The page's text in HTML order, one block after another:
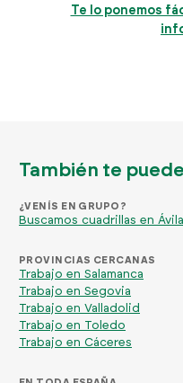
Te lo ponemos
También te
¿VENÍS EN GRUPO?
Buscamos cuadrillas en Ávila
PROVINCIAS CERCANAS
Trabajo en Salamanca
Trabajo en Segovia
Trabajo en Valladolid
Trabajo en Toledo
Trabajo en Cáceres